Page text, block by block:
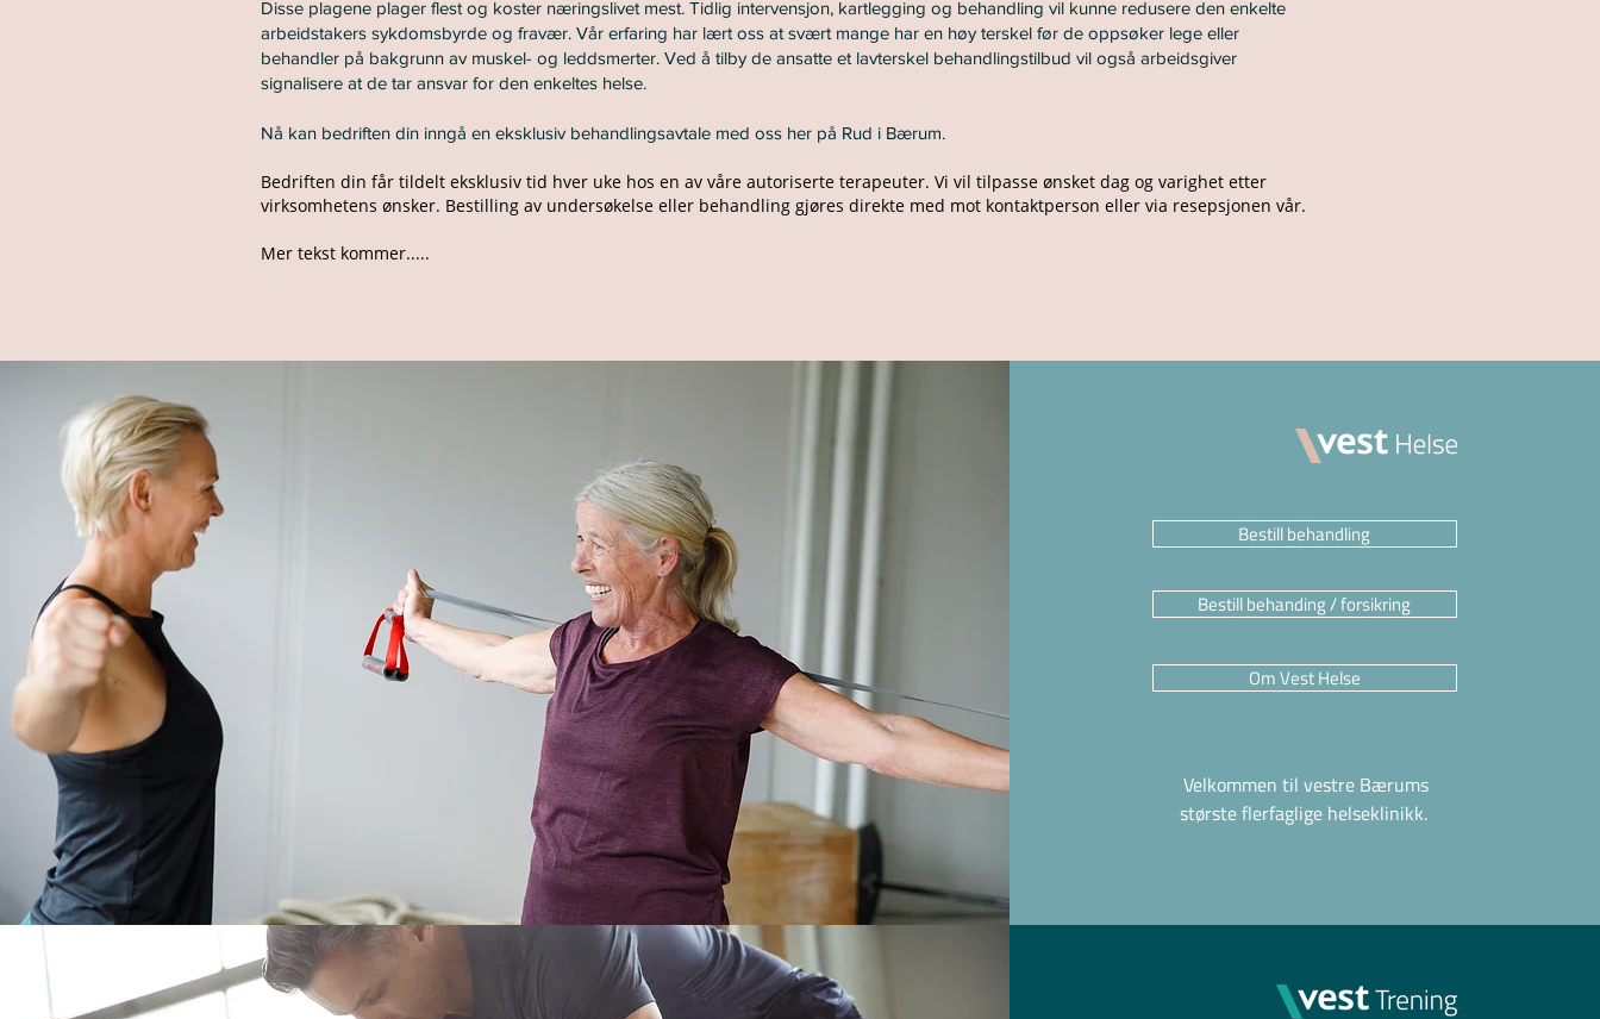
Disse plagene plager flest og koster næringslivet mest. Tidlig intervensjon, kartlegging og behandling vil kunne redusere den enkelte
arbeidstakers sykdomsbyrde og fravær. Vår erfaring har lært oss at svært mange har en høy terskel før de oppsøker lege eller
behandler på bakgrunn av muskel- og leddsmerter. Ved å tilby de ansatte et lavterskel behandlingstilbud vil også arbeidsgiver
signalisere at de tar ansvar for den enkeltes helse.
Nå kan bedriften din inngå en eksklusiv behandlingsavtale med oss her på Rud i Bærum.
Bedriften din får tildelt eksklusiv tid hver uke hos en av våre autoriserte terapeuter. Vi vil tilpasse ønsket dag og varighet etter
virksomhetens ønsker. Bestilling av undersøkelse eller behandling gjøres direkte med mot kontaktperson eller via resepsjonen vår.
Mer tekst kommer.....
Bestill behandling
Bestill behanding / forsikring
Om Vest Helse
Velkommen til vestre Bærums
største flerfaglige helseklinikk.